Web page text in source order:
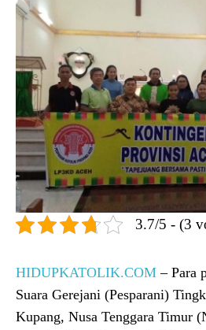
3.7/5 - (3
HIDUPKATOLIK.COM – Para
Suara Gerejani (Pesparani)
Kupang, Nusa Tenggara Timur